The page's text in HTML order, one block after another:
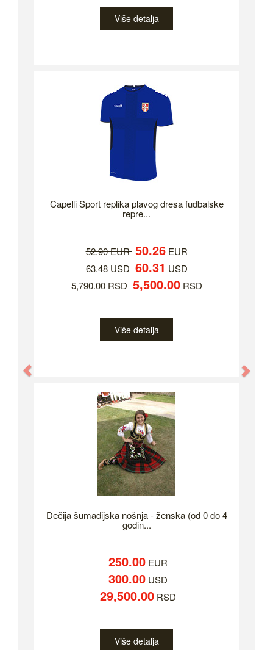
Više detalja
Capelli Sport replika plavog dresa fudbalske
repre...
52.90 EUR 50.26EUR
63.48 USD 60.31 USD
5,790.00 RSD 5,500.00RSD
Više detalja
Dečija šumadijska nošnja - ženska (od 0 do 4
godin...
250.00 EUR
300.00 USD
29,500.00 RSD
Više detalja